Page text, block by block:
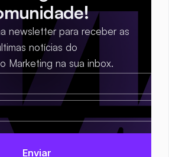
newsletter para receber as
notícias do
Marketing na sua inbox.